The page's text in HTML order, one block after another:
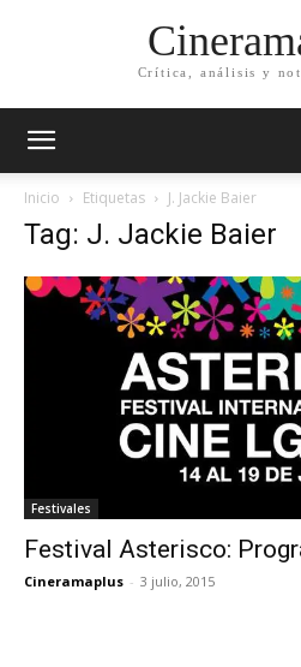
Crítica, análisis y
Inicio Etiquetas J. Jackie Baier
Tag: J. Jackie Baier
Festivales
Festival Asterisco:
Cineramaplus - 3 julio, 2015